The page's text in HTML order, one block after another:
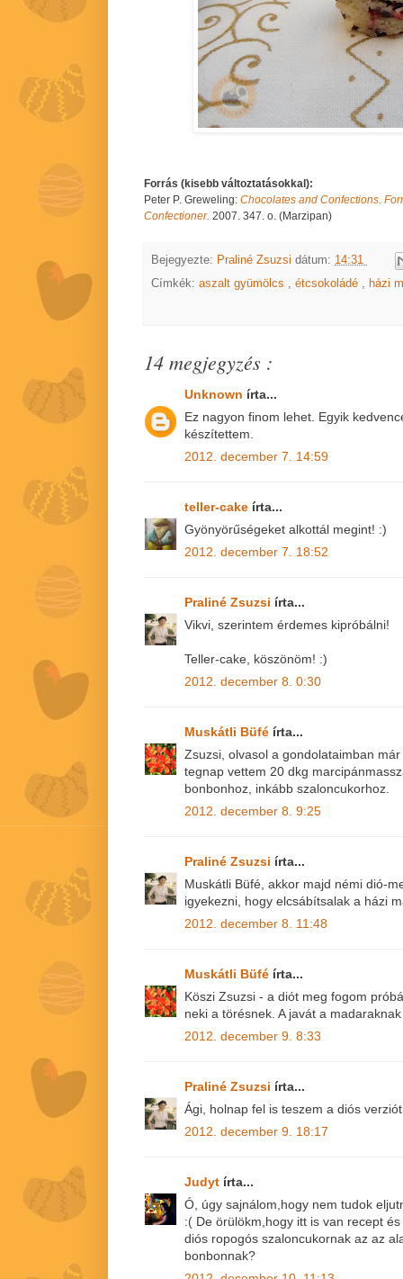
Forrás (kisebb változtatásokkal):
Peter P. Greweling: Chocolates and Confections.
Confectioner. 2007. 347. o. (Marzipan)
Bejegyezte: Praliné Zsuzsi dátum: 14:31
Címkék: aszalt gyümölcs étcsokoládé házi
14 megjegyzés :
Unknown írta...
Ez nagyon finom lehet. Egyik
készítettem.
2012. december 7. 14:59
teller-cake írta...
Gyönyörűségeket alkottál megint! :)
2012. december 7. 18:52
Praliné Zsuzsi írta...
Vikvi, szerintem érdemes kipróbálni!
Teller-cake, köszönöm! :)
2012. december 8. 0:30
Muskátli Büfé írta...
Zsuzsi, olvasol a gondolataimban
tegnap vettem 20 dkg
bonbonhoz, inkább szaloncukorhoz.
2012. december 8. 9:25
Praliné Zsuzsi írta...
Muskátli Büfé, akkor majd némi dió-
igyekezni, hogy elcsábítsalak a házi
2012. december 8. 11:48
Muskátli Büfé írta...
Köszi Zsuzsi - a diót meg fogom
neki a törésnek. A javát a
2012. december 9. 8:33
Praliné Zsuzsi írta...
Ági, holnap fel is teszem a diós
2012. december 9. 18:17
Judyt írta...
Ó, úgy sajnálom,hogy nem tudok
:( De örülökm,hogy itt is van recept
diós ropogós szaloncukornak az az
bonbonnak?